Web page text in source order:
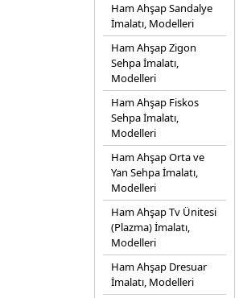
Ham Ahşap Sandalye
İmalatı, Modelleri
Ham Ahşap Zigon
Sehpa İmalatı,
Modelleri
Ham Ahşap Fiskos
Sehpa İmalatı,
Modelleri
Ham Ahşap Orta ve
Yan Sehpa İmalatı,
Modelleri
Ham Ahşap Tv Ünitesi
(Plazma) İmalatı,
Modelleri
Ham Ahşap Dresuar
İmalatı, Modelleri